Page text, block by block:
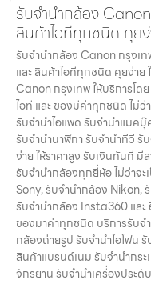
รับจำนำกล้อง
สินค้าไอทีทุกชนิด คุยง่
รับจำนำกล้อง Canon กรุงเ
และ สินค้าไอทีทุกชนิด คุยง่าย
Canon กรุงเทพ ให้บริการโ
ไอที และ ของมีค่าทุกชนิด ไม่ว่
รับจํานําไอแพด รับจํานําแมค
รับจํานํานาฬิกา รับจํานําทีวี รั
ง่าย ให้ราคาสูง รับเงินทันที
รับจำนำกล้องทุกยี่ห้อ ไม่ว่าจ
Sony, รับจำนำกล้อง Nikon,
รับจำนำกล้อง Insta360 และ
ของมาค่าทุกชนิด บริการรับจ
กล้องถ่ายรูป รับจํานําไอโฟน
สินค้าแบรนด์เนม รับจํานํากร
จักรยาน รับจํานําเครื่องประดั